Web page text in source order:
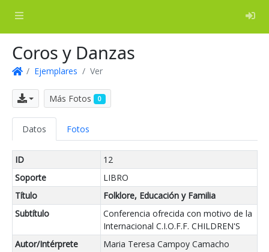
Coros y Danzas
Ejemplares Ver
ExportarMás Fotos 0
Datos Fotos
ID
12
Soporte
LIBRO
Título
Folklore, Educación y Familia
Subtítulo
Conferencia ofrecida con motivo de la
Internacional C.I.O.F.F. CHILDREN'S
Autor/Intérprete
Maria Teresa Campoy Camacho